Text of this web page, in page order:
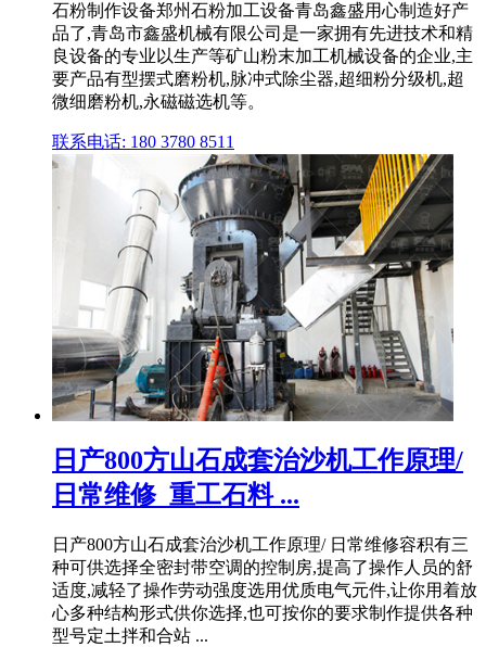
石粉制作设备郑州石粉加工设备青岛鑫盛用心制造好产
品了,青岛市鑫盛机械有限公司是一家拥有先进技术和精
良设备的专业以生产等矿山粉末加工机械设备的企业,主
要产品有型摆式磨粉机,脉冲式除尘器,超细粉分级机,超
微细磨粉机,永磁磁选机等。
联系电话: 180 3780 8511
日产800方山石成套治沙机工作原理/
日常维修_重工石料 ...
日产800方山石成套治沙机工作原理/ 日常维修容积有三
种可供选择全密封带空调的控制房,提高了操作人员的舒
适度,减轻了操作劳动强度选用优质电气元件,让你用着放
心多种结构形式供你选择,也可按你的要求制作提供各种
型号定土拌和合站 ...